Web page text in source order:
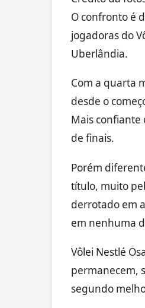
O confronto é
jogadoras do
Uberlândia.
Com a quarta
desde o
Mais confiante
de finais.
Porém
título, muito
derrotado em
em nenhuma
Vôlei Nestlé
permanecem,
segundo